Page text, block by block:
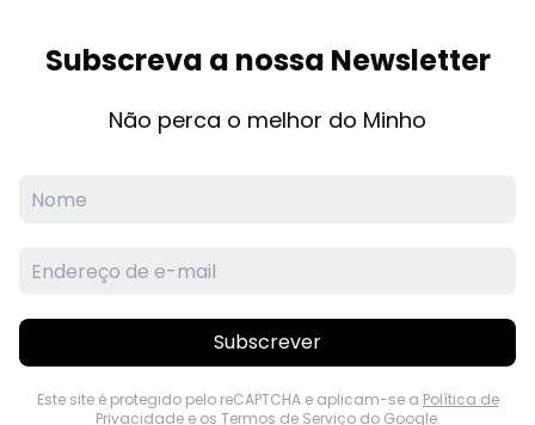
Subscreva a nossa Newsletter
Não perca o melhor do Minho
Subscrever
Este site é protegido pelo reCAPTCHA e aplicam-se a Política de
Privacidadee os Termos de Serviçodo Google.